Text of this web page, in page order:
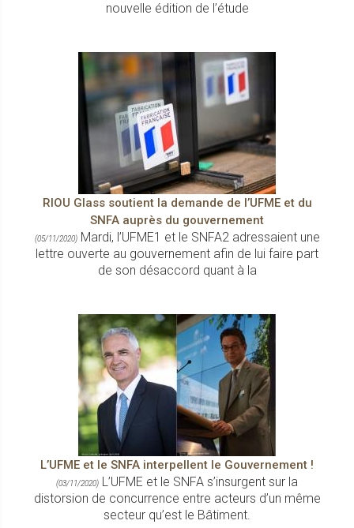
nouvelle édition de l’étude
RIOU Glass soutient la demande de l’UFME et du
SNFA auprès du gouvernement
(05/11/2020)Mardi, l’UFME1 et le SNFA2 adressaient une
lettre ouverte au gouvernement afin de lui faire part
de son désaccord quant à la
L’UFME et le SNFA interpellent le Gouvernement !
(03/11/2020) L’UFME et le SNFA s’insurgent sur la
distorsion de concurrence entre acteurs d’un même
secteur qu’est le Bâtiment.